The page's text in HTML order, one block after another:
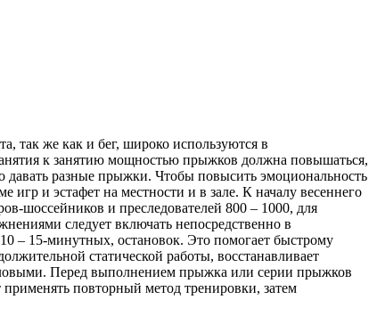
так же как и бег, широко используются в
к занятию мощностью прыжков должна повышаться,
давать разные прыжки. Чтобы повысить эмоциональность
и эстафет на местности и в зале. К началу весеннего
шоссейников и преследователей 800 – 1000, для
следует включать непосредственно в
– 15-минутных, остановок. Это помогает быстрому
статической работы, восстанавливает
Перед выполнением прыжка или серии прыжков
повторный метод тренировки, затем